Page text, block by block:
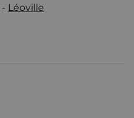
- Léoville